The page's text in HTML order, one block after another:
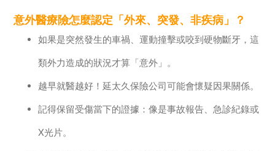
意外醫療險怎麼認定「外來、突發、非疾病」？
如果是突然發生的車禍、運動撞擊或咬到硬物斷牙，這
類外力造成的狀況才算「意外」。
越早就醫越好！延太久保險公司可能會懷疑因果關係。
記得保留受傷當下的證據：像是事故報告、急診紀錄或
X光片。